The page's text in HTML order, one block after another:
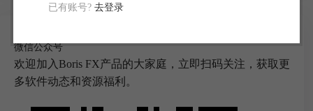
已有账号? 去登录
微信公众号
欢迎加入Boris FX产品的大家庭，立即扫码关注，获取更
多软件动态和资源福利。